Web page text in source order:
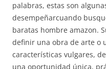
palabras, estas son
desempeñarcuando
baratas hombre amazon.
definir una obra de arte o
características vulgares,
una oportunidad única,